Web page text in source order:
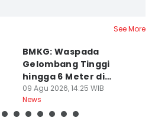
See More
BMKG: Waspada
Gelombang Tinggi
hingga 6 Meter di
Beberapa Perairan RI
09 Agu 2026, 14:25 WIB
News